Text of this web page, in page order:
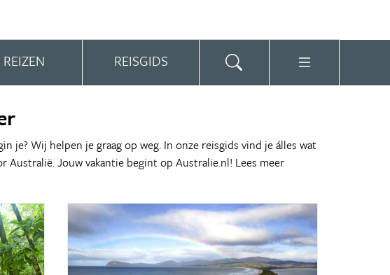
REIZEN REISGIDS
Wij helpen je graag op weg. In onze reisgids vind je álles wat
Australië. Jouw vakantie begint op Australie.nl! Lees meer